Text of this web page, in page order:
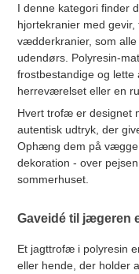
I denne kategori finder
hjortekranier med
vædderkranier, som
udendørs. Polyresin-
frostbestandige og
herreværelset eller en
Hvert trofæ er designet
autentisk udtryk, der
Ophæng dem på
dekoration - over
sommerhuset.
Gaveidé til jægeren
Et jagttrofæ i polyresin
eller hende, der holder